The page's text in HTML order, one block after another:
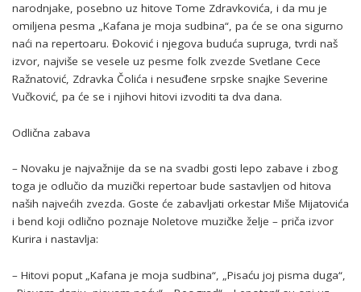
narodnjake, posebno uz hitove Tome Zdravkovića, i da mu je
omiljena pesma „Kafana je moja sudbina“, pa će se ona sigurno
naći na repertoaru. Đoković i njegova buduća supruga, tvrdi naš
izvor, najviše se vesele uz pesme folk zvezde Svetlane Cece
Ražnatović, Zdravka Čolića i nesuđene srpske snajke Severine
Vučković, pa će se i njihovi hitovi izvoditi ta dva dana.
Odlična zabava
– Novaku je najvažnije da se na svadbi gosti lepo zabave i zbog
toga je odlučio da muzički repertoar bude sastavljen od hitova
naših najvećih zvezda. Goste će zabavljati orkestar Miše Mijatovića
i bend koji odlično poznaje Noletove muzičke želje – priča izvor
Kurira i nastavlja:
– Hitovi poput „Kafana je moja sudbina“, „Pisaću joj pisma duga“,